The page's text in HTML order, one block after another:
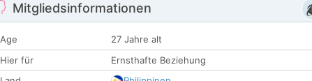
Mitgliedsinformationen
Age
27 Jahre alt
Hier für
Ernsthafte Beziehung